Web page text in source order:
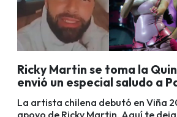
Ricky Martin se toma la
envió un especial saludo a
La artista chilena debutó en Viña
apoyo de Ricky Martin. Aquí te